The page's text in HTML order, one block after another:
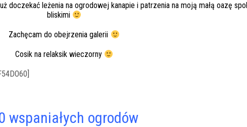
doczekać leżenia na ogrodowej kanapie i patrzenia na moją małą oazę
bliskimi
Zachęcam do obejrzenia galerii
Cosik na relaksik wieczorny
wspaniałych ogrodów